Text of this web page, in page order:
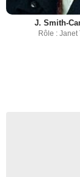
J. Smith-
Rôle : Janet